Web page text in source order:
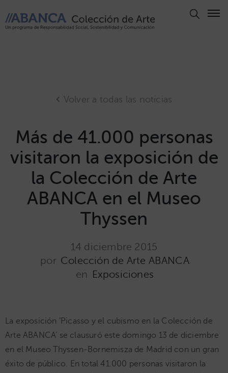
Volver a todas las noticias
Más de 41.000 personas
visitaron la exposición de
la Colección de Arte
ABANCA en el Museo
Thyssen
14 diciembre 2015
por Colección de Arte ABANCA
en Exposiciones
La exposición ‘Picasso y el cubismo en la Colección de
Arte ABANCA’ se clausuró este domingo 13 de diciembre
en el Museo Thyssen-Bornemisza de Madrid con un gran
éxito de público. En total 41.000 personas visitaron la
Cookies
Panel
Cookies
Derechos